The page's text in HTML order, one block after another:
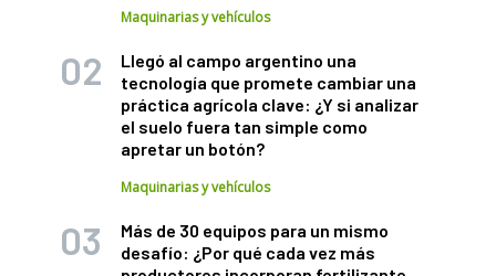
Maquinarias y vehículos
Llegó al campo argentino una
tecnología que promete cambiar una
práctica agrícola clave: ¿Y si analizar
el suelo fuera tan simple como
apretar un botón?
Maquinarias y vehículos
Más de 30 equipos para un mismo
desafío: ¿Por qué cada vez más